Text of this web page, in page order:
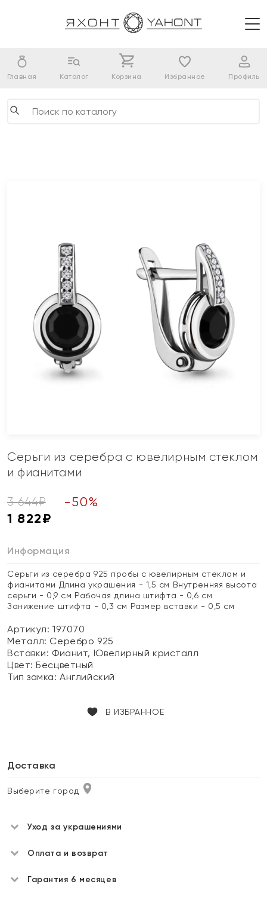
Главная Каталог Корзина Избранное Профиль
Серьги из серебра с ювелирным стеклом
и фианитами
3 644₽ -50%
1 822₽
Информация
Серьги из серебра 925 пробы с ювелирным стеклом и
фианитами Длина украшения - 1,5 см Внутренняя высота
серьги - 0,9 см Рабочая длина штифта - 0,6 см
Занижение штифта - 0,3 см Размер вставки - 0,5 см
Артикул: 197070
Металл: Серебро 925
Вставки: Фианит, Ювелирный кристалл
Цвет:Бесцветный
Тип замка:Английский
В ИЗБРАННОЕ
Доставка
Выберите город
Уход за украшениями
Оплата и возврат
Гарантия 6 месяцев